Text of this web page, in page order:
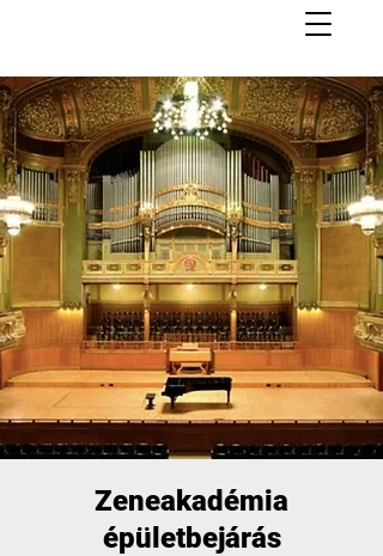
Zeneakadémia
épületbejárás